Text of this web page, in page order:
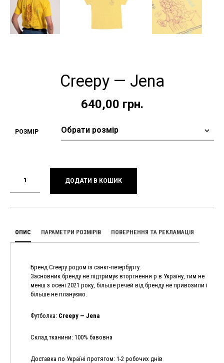
Creepy — Jena
640,00 грн.
РОЗМІР
ДОДАТИ В КОШИК
ОПИС ПАРАМЕТРИ РОЗМІРІВ ПОВЕРНЕННЯ ТА РЕКЛАМАЦІЯ
Бренд Creepy родом із санкт-петербургу.
Засновник бренду не підтримує вторгнення р в Україну, тим не
менш з осені 2021 року, більше речей від бренду не привозили і
більше не плануємо.
Футболка: Creepy — Jena
Склад тканини: 100% бавовна
Доставка по Україні протягом: 1-2 робочих днів